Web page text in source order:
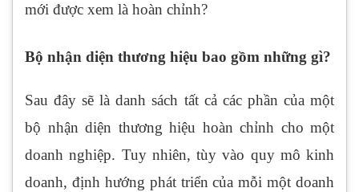
mới được xem là hoàn chỉnh?
Bộ nhận diện thương hiệu bao gồm những gì?
Sau đây sẽ là danh sách tất cả các phần của một
bộ nhận diện thương hiệu hoàn chỉnh cho một
doanh nghiệp. Tuy nhiên, tùy vào quy mô kinh
doanh, định hướng phát triển của mỗi một doanh